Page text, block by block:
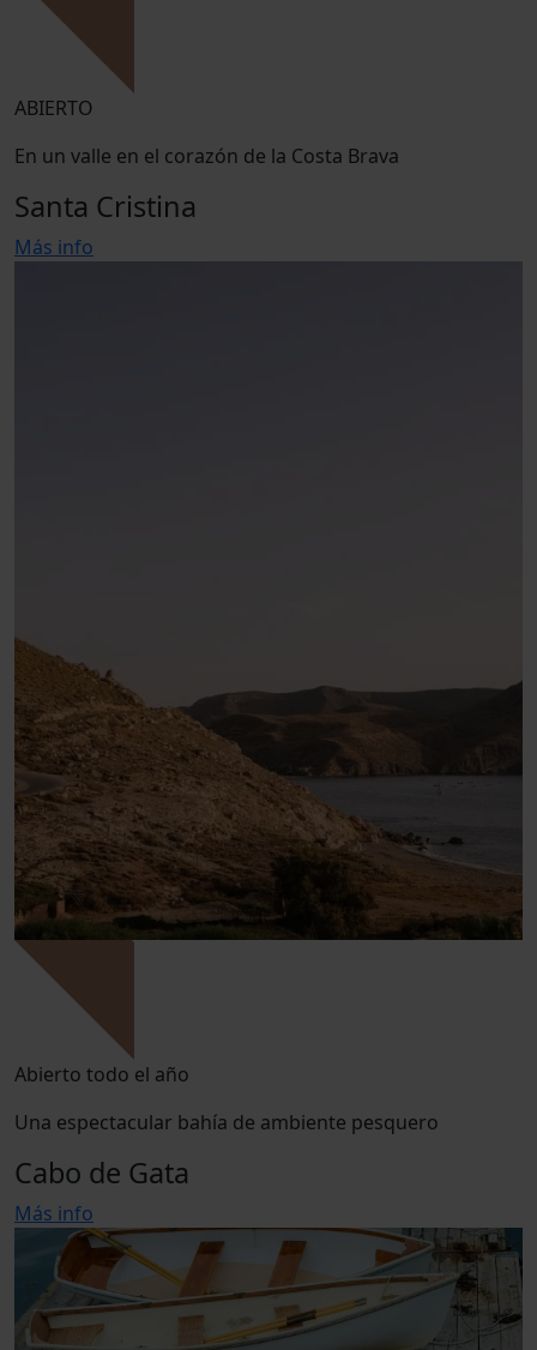
ABIERTO
En un valle en el corazón de la Costa Brava
Santa Cristina
Más info
Abierto todo el año
Una espectacular bahía de ambiente pesquero
Cabo de Gata
Más info